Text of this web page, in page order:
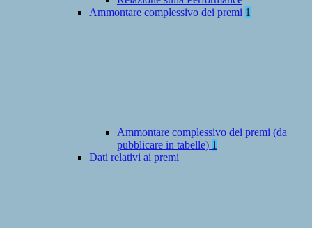
Ammontare complessivo dei premi 1
Ammontare complessivo dei premi (da
pubblicare in tabelle) 1
Dati relativi ai premi